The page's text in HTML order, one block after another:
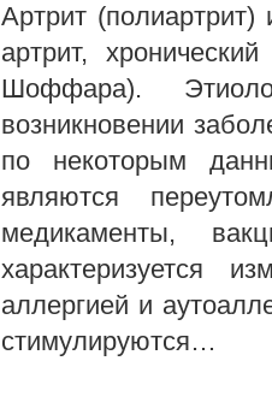
Артрит
артрит,
Шоффара).
возникновении
по некоторым
являются
медикаменты,
характеризуется
аллергией и
стимулируются…